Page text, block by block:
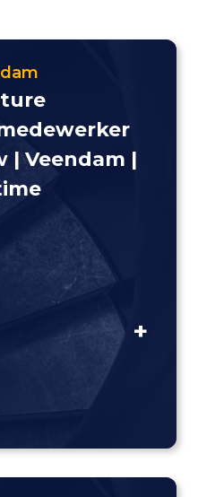
| Veendam |
+